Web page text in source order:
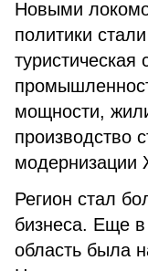
Новыми
политики
мощности,
производство
модернизации
Регион стал
бизнеса. Еще в
область была